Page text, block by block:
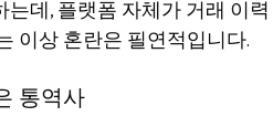
데, 플랫폼 자체가 거래 이력
이상 혼란은 필연적입니다.
통역사